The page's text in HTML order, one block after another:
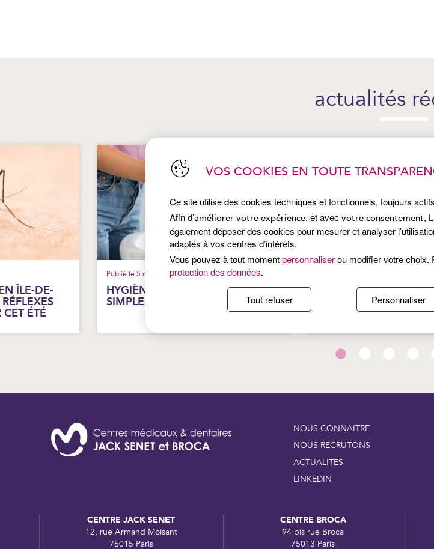
actualités
ÎLE-DE-
CET ÉTÉ
Publié le 5 mai 2026
HYGIÈNE DES MAINS : UN GESTE
SIMPLE, DES EFFETS DURABLES
PROTÉGER SA PEAU
LES BONS RÉFLEXES
NOUS CONNAITRE
NOUS RECRUTONS
ACTUALITES
LINKEDIN
CENTRE JACK SENET
12, rue Armand Moisant
75015 Paris
CENTRE BROCA
94 bis rue Broca
75013 Paris
VOS COOKIES EN TOUTE
Ce site utilise des cookies techniques et fonctionnels, toujours
Afin d’améliorer votre expérience, et avec votre consentement,
également déposer des cookies pour mesurer et analyser
adaptés à vos centres d’intérêts.
Vous pouvez à tout momentpersonnaliserou modifier votre choix.
protection des données.
Personnaliser
Tout refuser